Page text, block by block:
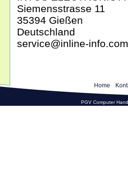
Siemensstrasse 11
35394 Gießen
Deutschland
service@inline-info.com
Home
PGV Computer